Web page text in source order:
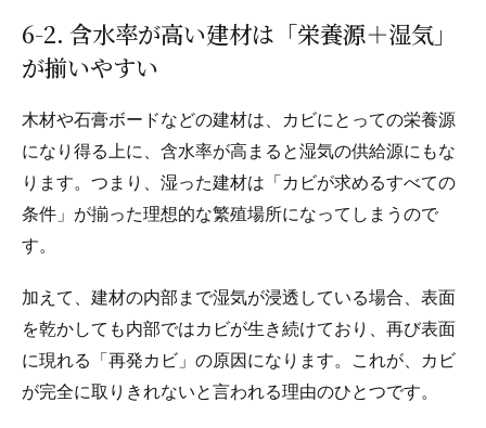
6-2. 含水率が高い建材は「栄養源＋湿気」
が揃いやすい
木材や石膏ボードなどの建材は、カビにとっての栄養源
になり得る上に、含水率が高まると湿気の供給源にもな
ります。つまり、湿った建材は「カビが求めるすべての
条件」が揃った理想的な繁殖場所になってしまうので
す。
加えて、建材の内部まで湿気が浸透している場合、表面
を乾かしても内部ではカビが生き続けており、再び表面
に現れる「再発カビ」の原因になります。これが、カビ
が完全に取りきれないと言われる理由のひとつです。